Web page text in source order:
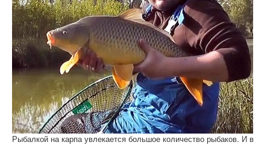
Рыбалкой на карпа увлекается большое количество рыбаков. И в